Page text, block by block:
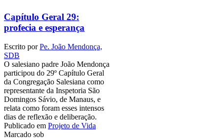
Capítulo Geral 29:
profecia e esperança
Escrito porPe. João Mendonça,
SDB
O salesiano padre João Mendonça
participou do 29º Capítulo Geral
da Congregação Salesiana como
representante da Inspetoria São
Domingos Sávio, de Manaus, e
relata como foram esses intensos
dias de reflexão e deliberação.
Publicado em Projeto de Vida
Marcado sob